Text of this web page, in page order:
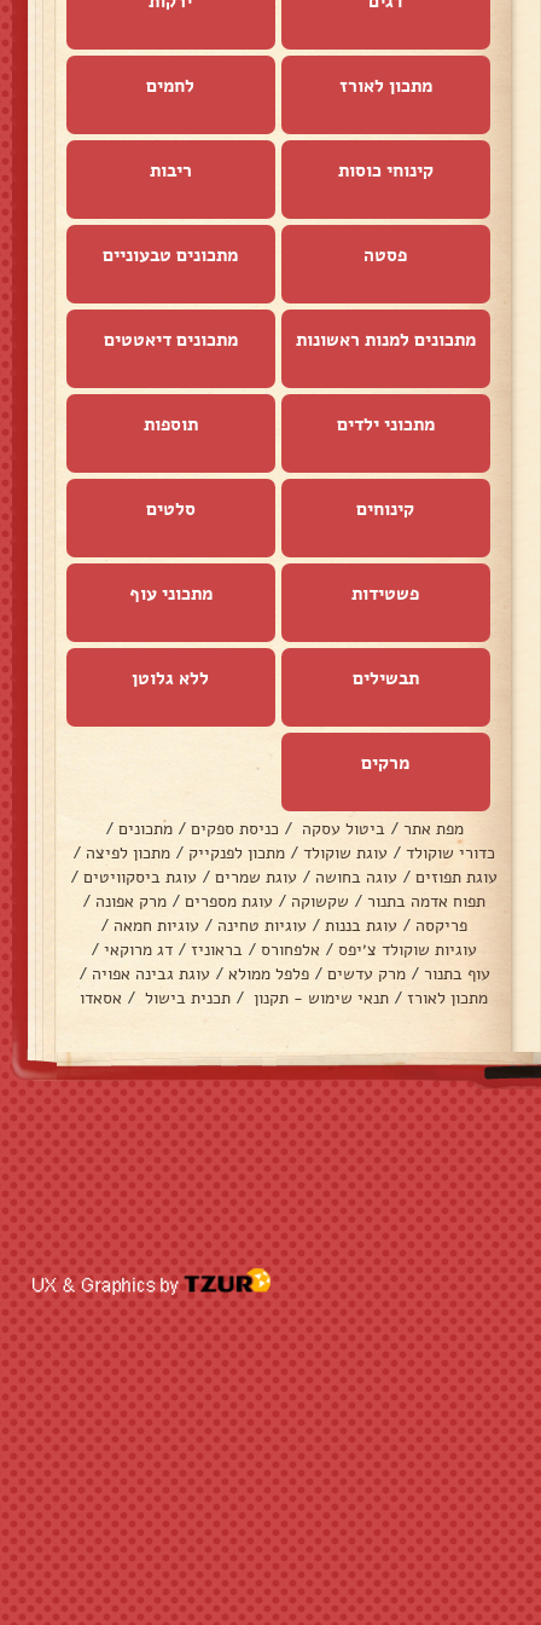
מתכון לאורז לחמים
קינוחי כוסות ריבות
פסטה מתכונים טבעוניים
מתכונים למנות ראשונות מתכונים דיאטטים
מתכוני ילדים תוספות
קינוחים סלטים
פשטידות מתכוני עוף
תבשילים ללא גלוטן
מרקים
מפת אתר / ביטול עסקה / כניסת ספקים / מתכונים /
כדורי שוקולד / עוגת שוקולד / מתכון לפנקייק / מתכון לפיצה /
עוגת תפוזים / עוגה בחושה / עוגת שמרים / עוגת ביסקוויטים /
תפוח אדמה בתנור / שקשוקה / עוגת מספרים / מרק אפונה /
פריקסה / עוגת בננות / עוגיות טחינה / עוגיות חמאה /
עוגיות שוקולד צ׳יפס / אלפחורס / בראוניז / דג מרוקאי /
עוף בתנור / מרק עדשים / פלפל ממולא / עוגת גבינה אפויה /
מתכון לאורז / תנאי שימוש - תקנון / תכנית בישול / אסאדו